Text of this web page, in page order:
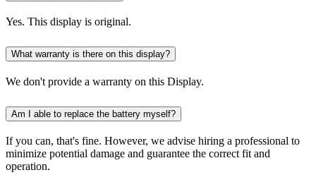
Yes. This display is original.
What warranty is there on this display?
We don't provide a warranty on this Display.
Am I able to replace the battery myself?
If you can, that's fine. However, we advise hiring a professional to
minimize potential damage and guarantee the correct fit and
operation.